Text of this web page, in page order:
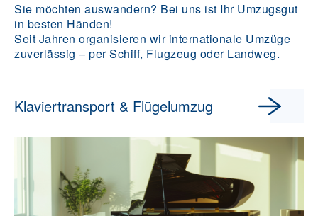
Sie möchten auswandern? Bei uns ist Ihr Umzugsgut
in besten Händen!
Seit Jahren organisieren wir internationale Umzüge
zuverlässig – per Schiff, Flugzeug oder Landweg.
Klaviertransport & Flügelumzug